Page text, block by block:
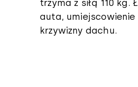
trzyma z siłą 110
auta,
krzywizny dachu.